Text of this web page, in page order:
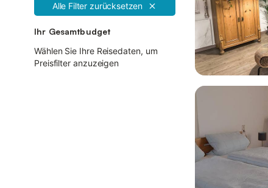
Alle Filter zurücksetzen
Ihr Gesamtbudget
Wählen Sie Ihre Reisedaten, um
Preisfilter anzuzeigen